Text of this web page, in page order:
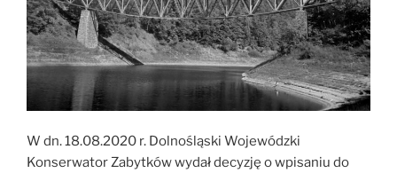
W dn. 18.08.2020 r. Dolnośląski Wojewódzki
Konserwator Zabytków wydał decyzję o wpisaniu do